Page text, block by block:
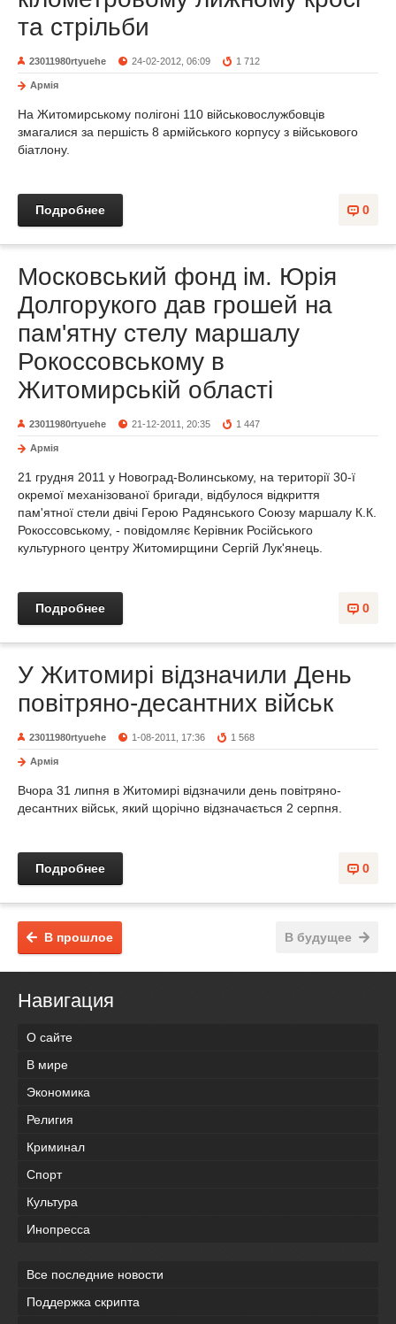
та стрільби
23011980rtyuehe 24-02-2012, 06:09 1 712
Армія
На Житомирському полігоні 110 військовослужбовців
змагалися за першість 8 армійського корпусу з військового
біатлону.
0
Подробнее
Московський фонд ім. Юрія
Долгорукого дав грошей на
пам'ятну стелу маршалу
Рокоссовському в
Житомирській області
23011980rtyuehe 21-12-2011, 20:35 1 447
Армія
21 грудня 2011 у Новоград-Волинському, на території 30-ї
окремої механізованої бригади, відбулося відкриття
пам'ятної стели двічі Герою Радянського Союзу маршалу К.К.
Рокоссовському, - повідомляє Керівник Російського
культурного центру Житомирщини Сергій Лук'янець.
0
Подробнее
У Житомирі відзначили День
повітряно-десантних військ
23011980rtyuehe 1-08-2011, 17:36 1 568
Армія
Вчора 31 липня в Житомирі відзначили день повітряно-
десантних військ, який щорічно відзначається 2 серпня.
0
Подробнее
В будущее
В прошлое
Навигация
О сайте
В мире
Экономика
Религия
Криминал
Спорт
Культура
Инопресса
Все последние новости
Поддержка скрипта